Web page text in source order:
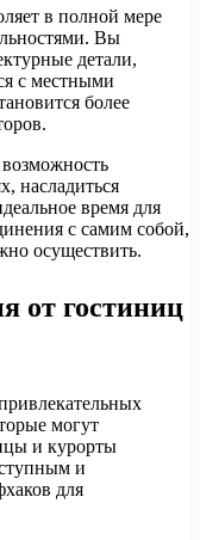
в полной мере
Вы
детали,
с местными
более
возможность
насладиться
время для
с самим собой,
осуществить.
от гостиниц
могут
и курорты
и
для